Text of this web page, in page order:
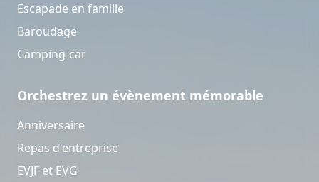
Escapade en famille
Baroudage
Camping-car
Orchestrez un évènement mémorable
Anniversaire
Repas d'entreprise
EVJF et EVG